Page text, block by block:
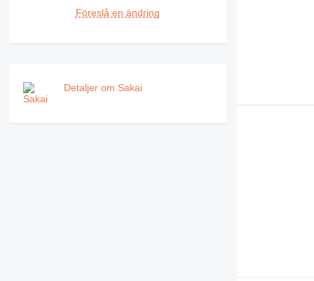
Föreslå en ändring
Detaljer om Sakai